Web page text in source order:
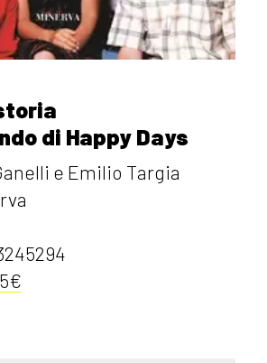
di Happy Days
e Emilio Targia